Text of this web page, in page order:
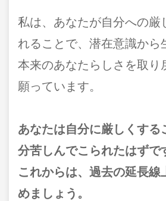
私は、あなたが自分への厳
れることで、潜在意識から
本来のあなたらしさを取り
願っています。
あなたは自分に厳しくする
分苦しんでこられたはずで
これからは、過去の延長線
めましょう。